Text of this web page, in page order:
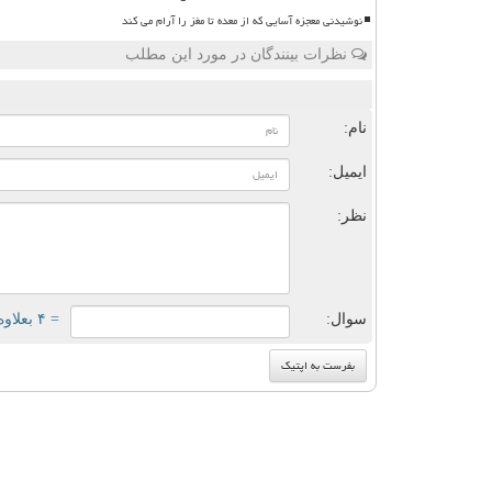
نوشیدنی معجزه آسایی که از معده تا مغز را آرام می کند
نظرات بینندگان در مورد این مطلب
نام:
ایمیل:
نظر:
سوال: = ۴ بعلاوه ۵